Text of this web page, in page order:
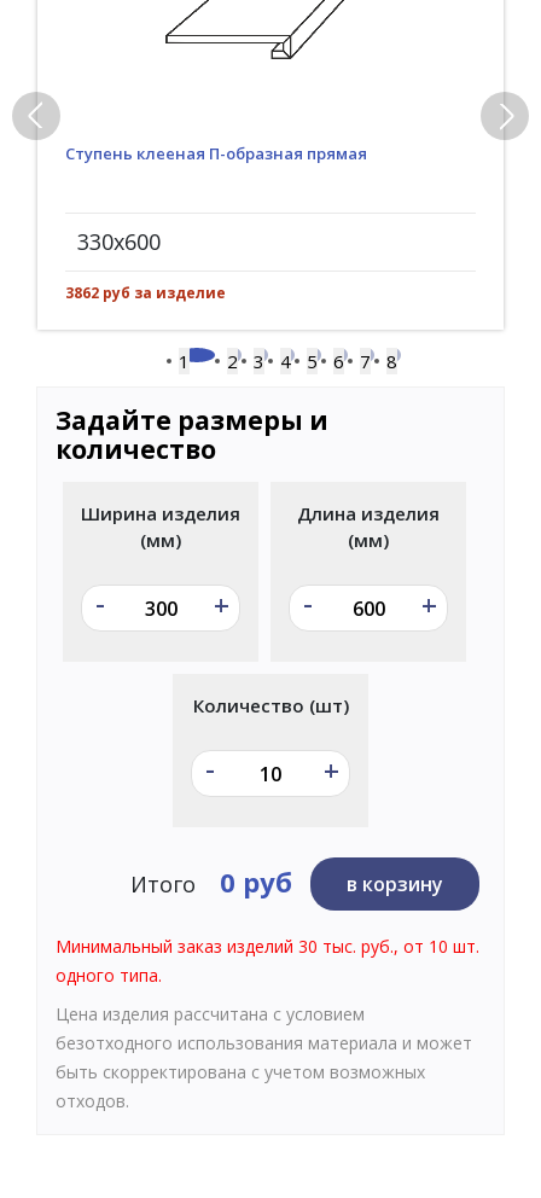
Ступень клееная П-образная прямая
330x600
3862 руб за изделие
1 2 3 4 5 6 7 8
Задайте размеры и
количество
Ширина изделия
(мм)
- +
Длина изделия
(мм)
- +
Количество (шт)
- +
Итого 0 руб в корзину
Минимальный заказ изделий 30 тыс. руб., от 10 шт.
одного типа.
Цена изделия рассчитана с условием
безотходного использования материала и может
быть скорректирована с учетом возможных
отходов.